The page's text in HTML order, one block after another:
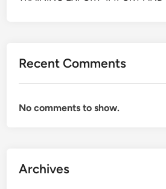
Recent Comments
No comments to show.
Archives